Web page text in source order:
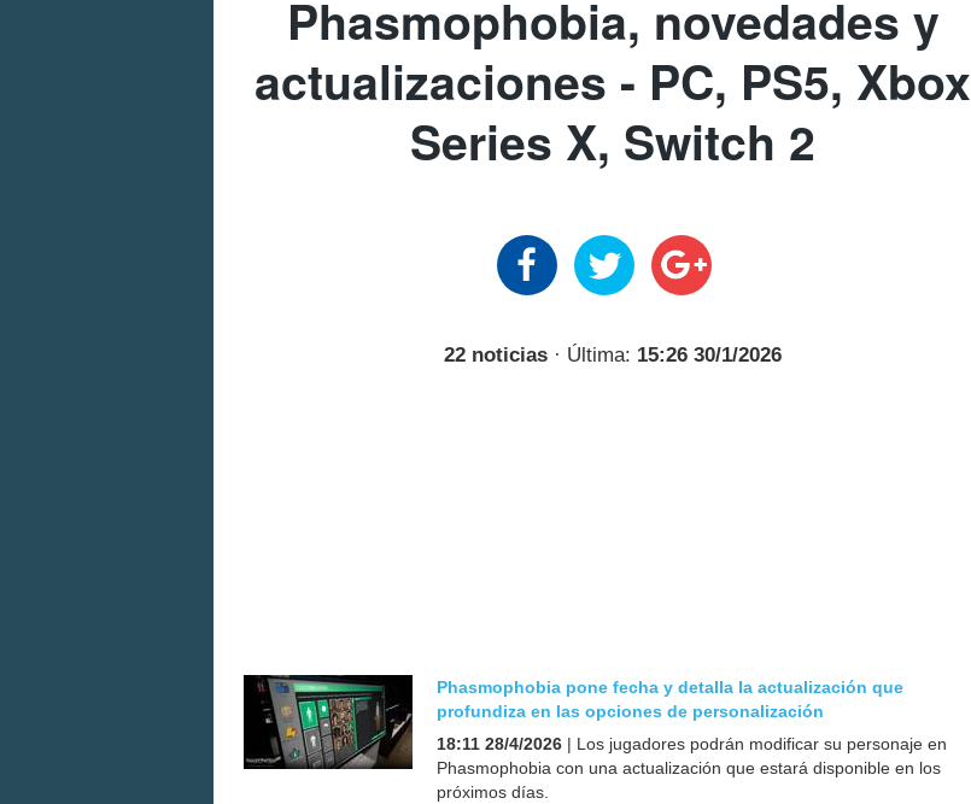
Phasmophobia, novedades y
actualizaciones - PC, PS5, Xbox
Series X, Switch 2
22 noticias · Última: 15:26 30/1/2026
Phasmophobia pone fecha y detalla la actualización que
profundiza en las opciones de personalización
18:11 28/4/2026 | Los jugadores podrán modificar su personaje en
Phasmophobia con una actualización que estará disponible en los
próximos días.